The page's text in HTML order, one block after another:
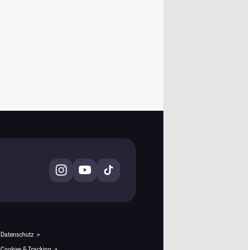
Datenschutz